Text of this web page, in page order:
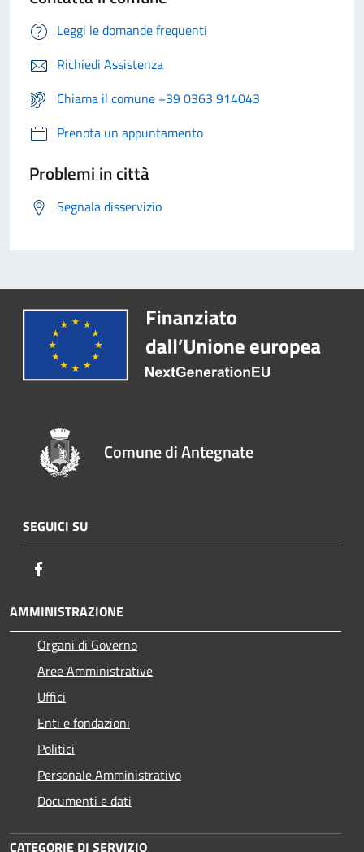
Leggi le domande frequenti
Richiedi Assistenza
Chiama il comune +39 0363 914043
Prenota un appuntamento
Problemi in città
Segnala disservizio
Comune di Antegnate
SEGUICI SU
AMMINISTRAZIONE
Organi di Governo
Aree Amministrative
Uffici
Enti e fondazioni
Politici
Personale Amministrativo
Documenti e dati
CATEGORIE DI SERVIZIO